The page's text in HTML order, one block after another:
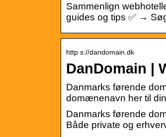
Sammenlign
guides og tips ✅ →
http s://dandomain.dk
DanDomain |
Danmarks førende
domænenavn her til
Danmarks førende
Både private og